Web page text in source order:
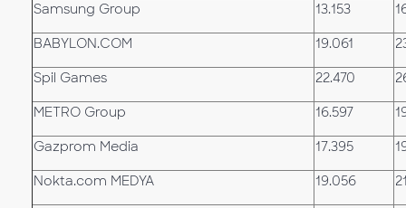
Samsung Group 13.153
BABYLON.COM 19.061
Spil Games 22.470
METRO Group 16.597
Gazprom Media 17.395
Nokta.com MEDYA 19.056